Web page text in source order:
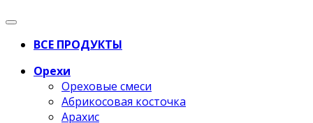
ВСЕ ПРОДУКТЫ
Орехи
Ореховые смеси
Абрикосовая косточка
Арахис